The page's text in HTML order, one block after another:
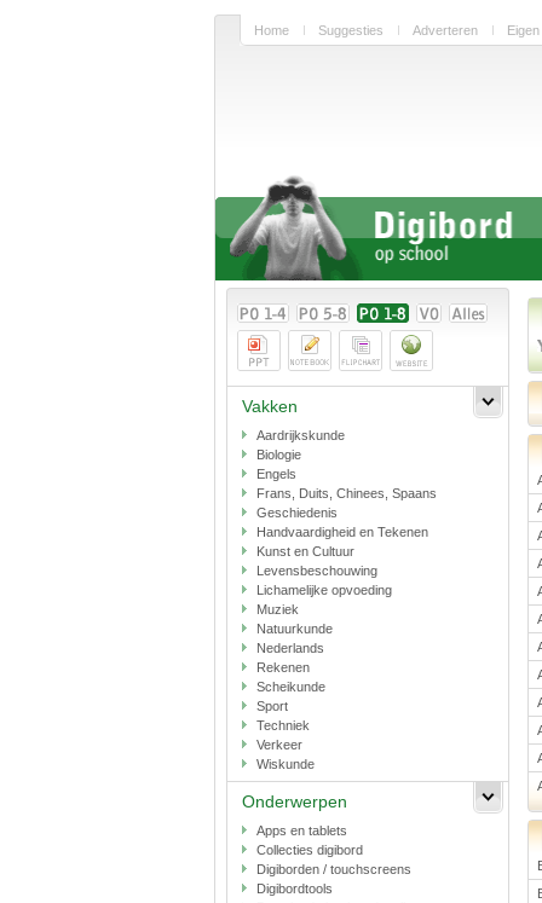
Home Suggesties Adverteren
Vakken
Aardrijkskunde
Biologie
Engels
Frans, Duits, Chinees, Spaans
Geschiedenis
Handvaardigheid en Tekenen
Kunst en Cultuur
Levensbeschouwing
Lichamelijke opvoeding
Muziek
Natuurkunde
Nederlands
Rekenen
Scheikunde
Sport
Techniek
Verkeer
Wiskunde
Onderwerpen
Apps en tablets
Collecties digibord
Digiborden / touchscreens
Digibordtools